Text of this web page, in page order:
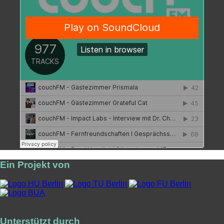
Ein Projekt von
Unterstützt durch